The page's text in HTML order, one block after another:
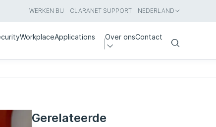
WERKEN BIJ CLARANET SUPPORT NEDERLAND
WorkplaceApplications Over onsContact
Search
Gerelateerde